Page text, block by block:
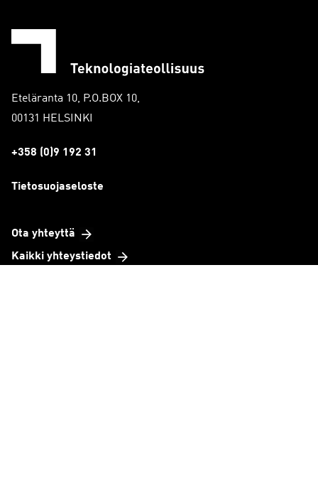
Eteläranta 10, P.O.BOX 10,
00131 HELSINKI
+358 (0)9 192 31
Tietosuojaseloste
Ota yhteyttä
Kaikki yhteystiedot